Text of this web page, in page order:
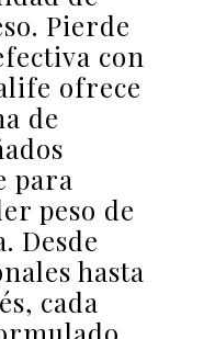
Pierde
con
ofrece
de
para
peso de
Desde
hasta
cada